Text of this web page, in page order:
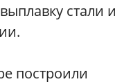
стали и
построили